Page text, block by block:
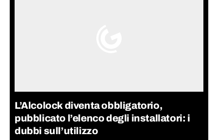
L’Alcolock diventa obbligatorio,
pubblicato l’elenco degli installatori: i
dubbi sull’utilizzo